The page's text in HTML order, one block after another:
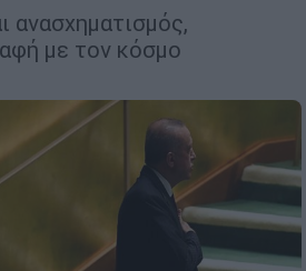
ανασχηματισμός,
με τον κόσμο